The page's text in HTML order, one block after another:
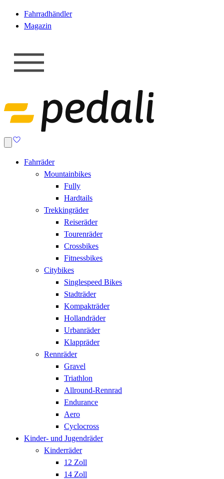
Fahrradhändler
Magazin
Fahrräder
Mountainbikes
Fully
Hardtails
Trekkingräder
Reiseräder
Tourenräder
Crossbikes
Fitnessbikes
Citybikes
Singlespeed Bikes
Stadträder
Kompakträder
Hollandräder
Urbanräder
Klappräder
Rennräder
Gravel
Triathlon
Allround-Rennrad
Endurance
Aero
Cyclocross
Kinder- und Jugendräder
Kinderräder
12 Zoll
14 Zoll